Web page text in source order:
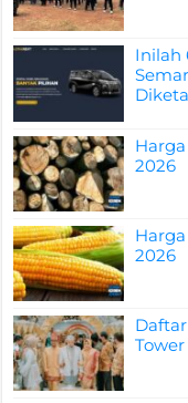
Inilah
2026
2026